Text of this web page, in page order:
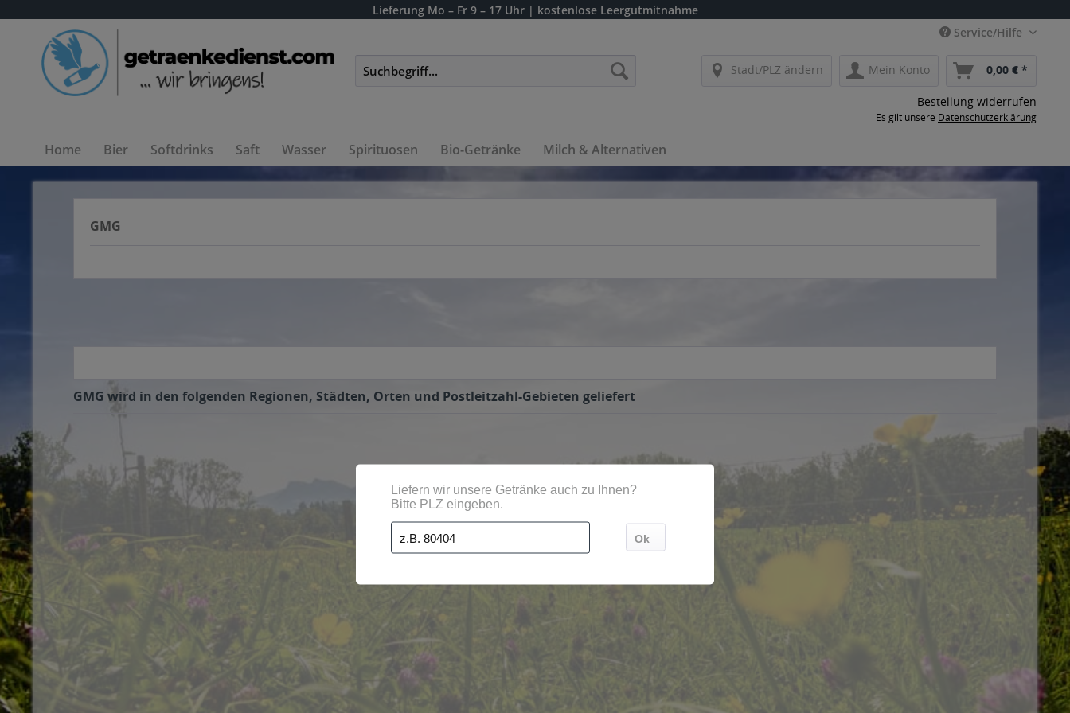
Lieferung Mo – Fr 9 – 17 Uhr | kostenlose Leergutmitnahme
Service/Hilfe
Stadt/PLZ ändern Mein Konto 0,00 € *
Bestellung widerrufen
Es gilt unsere Datenschutzerklärung
Home Bier Softdrinks Saft Wasser Spirituosen Bio-Getränke Milch & Alternativen
GMG
GMG wird in den folgenden Regionen, Städten, Orten und Postleitzahl-Gebieten geliefert